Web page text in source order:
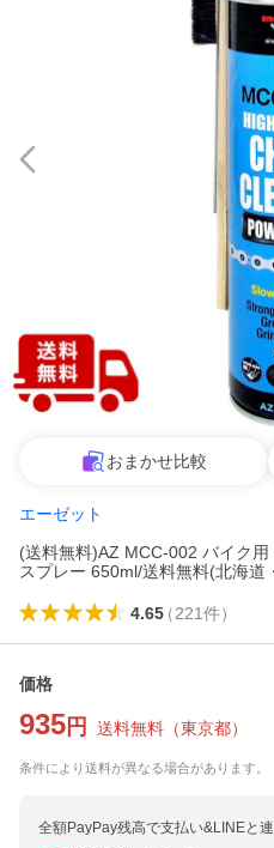
おまかせ比較
エーゼット
(送料無料)AZ MCC-002 バイク
スプレー 650ml/送料無料(北海道
4.65（221件）
価格
935 円 送料無料 （東京都）
条件により送料が異なる場合があります。
全額PayPay残高で支払い&LINEと